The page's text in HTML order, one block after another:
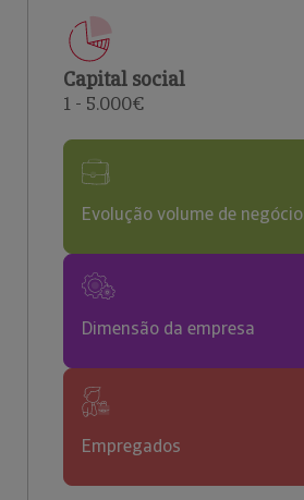
Capital social
1 - 5.000€
Evolução volume de
Dimensão da empresa
Empregados